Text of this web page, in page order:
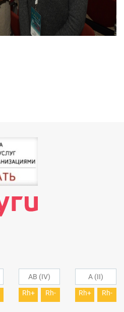
AB (IV)
Rh+
Rh-
A (II)
Rh+
Rh-